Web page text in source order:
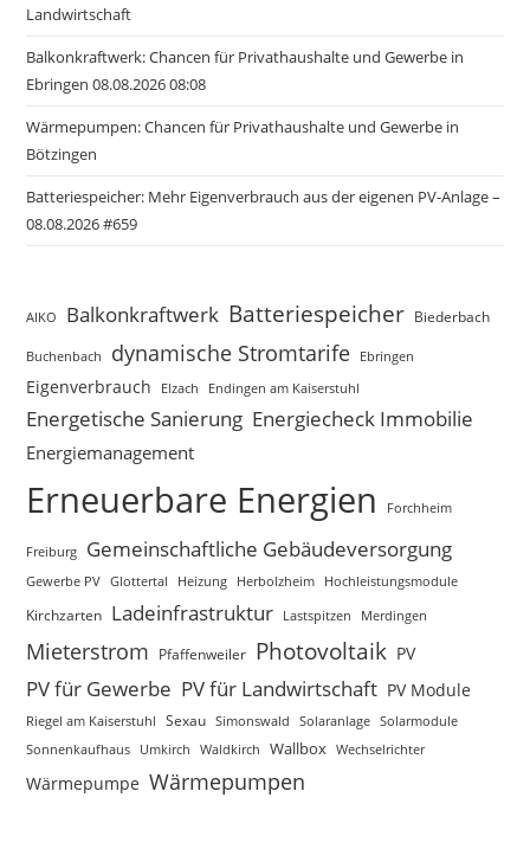
Landwirtschaft
Balkonkraftwerk: Chancen für Privathaushalte und Gewerbe in
Ebringen 08.08.2026 08:08
Wärmepumpen: Chancen für Privathaushalte und Gewerbe in
Bötzingen
Batteriespeicher: Mehr Eigenverbrauch aus der eigenen PV-Anlage –
08.08.2026 #659
AIKO Balkonkraftwerk Batteriespeicher Biederbach
Buchenbach dynamische Stromtarife Ebringen
Eigenverbrauch Elzach Endingen am Kaiserstuhl
Energetische Sanierung Energiecheck Immobilie
Energiemanagement
Erneuerbare Energien Forchheim
Freiburg Gemeinschaftliche Gebäudeversorgung
Gewerbe PV Glottertal Heizung Herbolzheim Hochleistungsmodule
Kirchzarten Ladeinfrastruktur Lastspitzen Merdingen
Mieterstrom Pfaffenweiler Photovoltaik PV
PV für Gewerbe PV für Landwirtschaft PV Module
Riegel am Kaiserstuhl Sexau Simonswald Solaranlage Solarmodule
Sonnenkaufhaus
Umkirch Waldkirch Wallbox Wechselrichter
Wärmepumpe Wärmepumpen